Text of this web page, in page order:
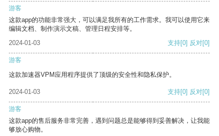
游客
这款app的功能非常强大，可以满足我所有的工作需求。我可以使用它来
编辑文档、制作演示文稿、管理日程安排等。
2024-01-03
支持[0] 反对[0]
游客
这款加速器VPM应用程序提供了顶级的安全性和隐私保护。
2024-01-03 支持[0] 反对[0]
游客
这款app的售后服务非常完善，遇到问题总是能够得到妥善解决，让我能
够放心购物。